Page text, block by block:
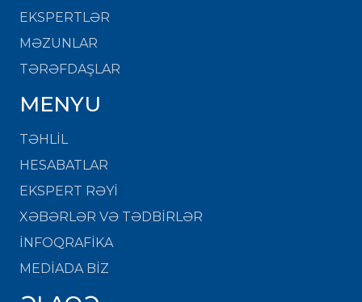
EKSPERTLƏR
MƏZUNLAR
TƏRƏFDAŞLAR
MENYU
TƏHLİL
HESABATLAR
EKSPERT RƏYİ
XƏBƏRLƏR VƏ TƏDBİRLƏR
İNFOQRAFİKA
MEDİADA BİZ